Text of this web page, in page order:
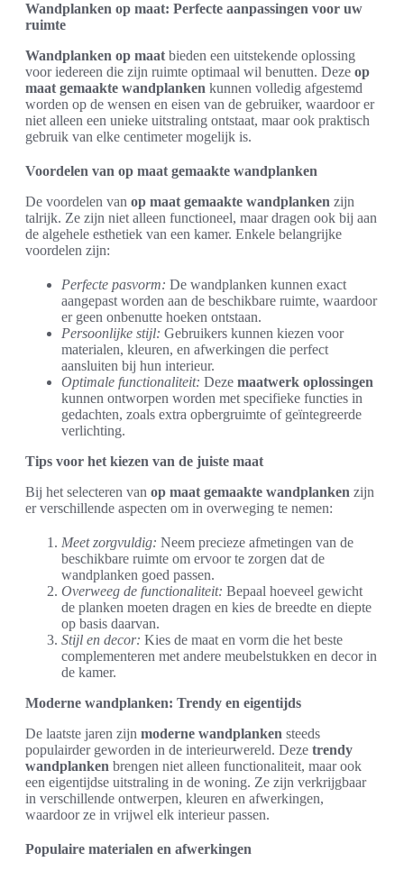
Wandplanken op maat: Perfecte aanpassingen voor uw
ruimte
Wandplanken op maat bieden een uitstekende oplossing
voor iedereen die zijn ruimte optimaal wil benutten. Deze op
maat gemaakte wandplanken kunnen volledig afgestemd
worden op de wensen en eisen van de gebruiker, waardoor er
niet alleen een unieke uitstraling ontstaat, maar ook praktisch
gebruik van elke centimeter mogelijk is.
Voordelen van op maat gemaakte wandplanken
De voordelen van op maat gemaakte wandplanken zijn
talrijk. Ze zijn niet alleen functioneel, maar dragen ook bij aan
de algehele esthetiek van een kamer. Enkele belangrijke
voordelen zijn:
Perfecte pasvorm: De wandplanken kunnen exact
aangepast worden aan de beschikbare ruimte, waardoor
er geen onbenutte hoeken ontstaan.
Persoonlijke stijl: Gebruikers kunnen kiezen voor
materialen, kleuren, en afwerkingen die perfect
aansluiten bij hun interieur.
Optimale functionaliteit: Deze maatwerk oplossingen
kunnen ontworpen worden met specifieke functies in
gedachten, zoals extra opbergruimte of geïntegreerde
verlichting.
Tips voor het kiezen van de juiste maat
Bij het selecteren van op maat gemaakte wandplanken zijn
er verschillende aspecten om in overweging te nemen:
Meet zorgvuldig: Neem precieze afmetingen van de
beschikbare ruimte om ervoor te zorgen dat de
wandplanken goed passen.
Overweeg de functionaliteit: Bepaal hoeveel gewicht
de planken moeten dragen en kies de breedte en diepte
op basis daarvan.
Stijl en decor: Kies de maat en vorm die het beste
complementeren met andere meubelstukken en decor in
de kamer.
Moderne wandplanken: Trendy en eigentijds
De laatste jaren zijn moderne wandplanken steeds
populairder geworden in de interieurwereld. Deze trendy
wandplanken brengen niet alleen functionaliteit, maar ook
een eigentijdse uitstraling in de woning. Ze zijn verkrijgbaar
in verschillende ontwerpen, kleuren en afwerkingen,
waardoor ze in vrijwel elk interieur passen.
Populaire materialen en afwerkingen